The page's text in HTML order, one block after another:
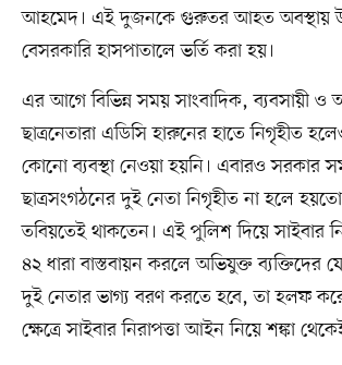
আহমেদ। এই দুজনকে গুরুতর আহত অবস্থায়
বেসরকারি হাসপাতালে ভর্তি করা হয়।
এর আগে বিভিন্ন সময় সাংবাদিক, ব্যবসায়ী
ছাত্রনেতারা এডিসি হারুনের হাতে নিগৃহীত
কোনো ব্যবস্থা নেওয়া হয়নি। এবারও সরকার
ছাত্রসংগঠনের দুই নেতা নিগৃহীত না হলে
তবিয়তেই থাকতেন। এই পুলিশ দিয়ে সাইবার
৪২ ধারা বাস্তবায়ন করলে অভিযুক্ত ব্যক্তিদের
দুই নেতার ভাগ্য বরণ করতে হবে, তা হলফ
ক্ষেত্রে সাইবার নিরাপত্তা আইন নিয়ে শঙ্কা